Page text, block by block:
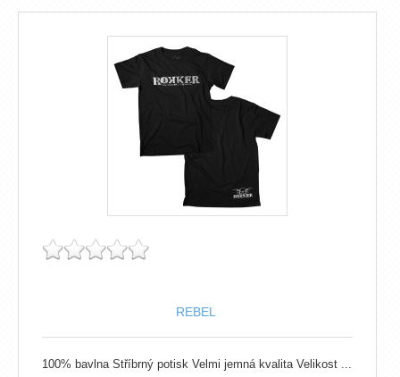
REBEL
100% bavlna Stříbrný potisk Velmi jemná kvalita Velikost ...